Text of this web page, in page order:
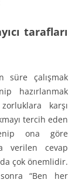
tarafları
süre çalışmak
hazırlanmak
karşı
tercih eden
ona göre
verilen cevap
da çok önemlidir.
“Ben her